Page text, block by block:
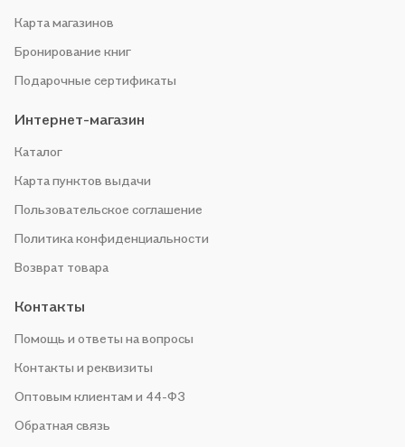
Карта магазинов
Бронирование книг
Подарочные сертификаты
Интернет-магазин
Каталог
Карта пунктов выдачи
Пользовательское соглашение
Политика конфиденциальности
Возврат товара
Контакты
Помощь и ответы на вопросы
Контакты и реквизиты
Оптовым клиентам и 44-ФЗ
Обратная связь